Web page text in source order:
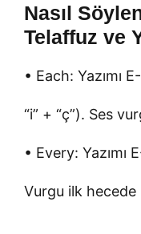
Nasıl
Telaffuz ve
• Each: Yazımı
“i” + “ç”). Ses
• Every: Yazımı
Vurgu ilk hecede